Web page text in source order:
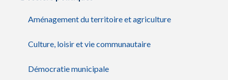
Aménagement du territoire et agriculture
Culture, loisir et vie communautaire
Démocratie municipale